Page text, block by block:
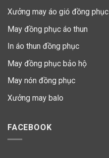
Xưởng may áo gió đồng phục
May đồng phục áo thun
In áo thun đồng phục
May đồng phục bảo hộ
May nón đồng phục
Xưởng may balo
FACEBOOK